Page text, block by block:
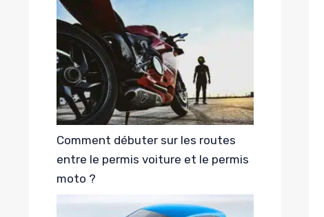
Comment débuter sur les routes
entre le permis voiture et le permis
moto ?